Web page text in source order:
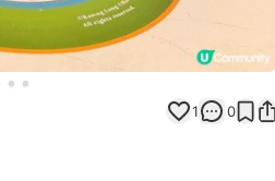
1 0